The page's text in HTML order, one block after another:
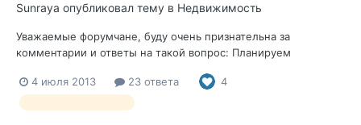
Sunraya опубликовал тему в Недвижимость
Уважаемые форумчане, буду очень признательна за
комментарии и ответы на такой вопрос: Планируем
довольно молодые и бодрые бабушка с дедушкой-
пенсионеры ( мои родители, в смысле, 55 лет обоим),
4 июля 2013 23 ответа 4